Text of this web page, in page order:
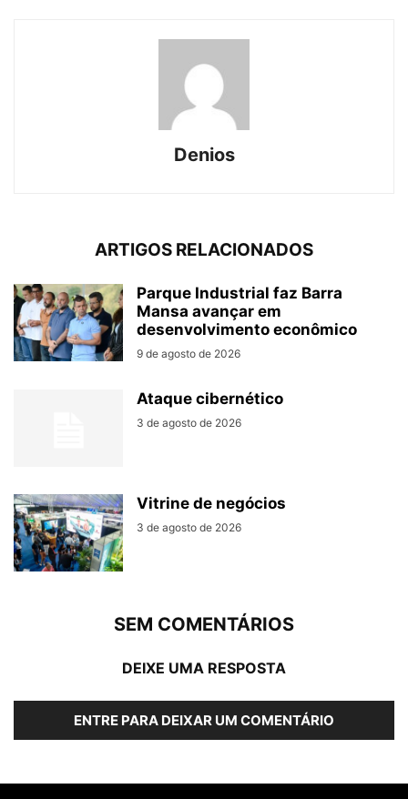
Denios
ARTIGOS RELACIONADOS
Parque Industrial faz Barra
Mansa avançar em
desenvolvimento econômico
9 de agosto de 2026
Ataque cibernético
3 de agosto de 2026
Vitrine de negócios
3 de agosto de 2026
SEM COMENTÁRIOS
DEIXE UMA RESPOSTA
ENTRE PARA DEIXAR UM COMENTÁRIO